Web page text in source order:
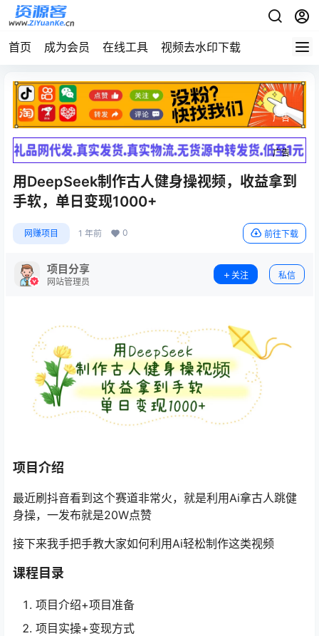
首页 成为会员 在线工具 视频去水印下载
广告
广告
用DeepSeek制作古人健身操视频，收益拿到
手软，单日变现1000+
网赚项目 1 年前 0 前往下载
项目分享
网站管理员
关注 私信
项目介绍
最近刷抖音看到这个赛道非常火，就是利用Ai拿古人跳健
身操，一发布就是20W点赞
接下来我手把手教大家如何利用Ai轻松制作这类视频
课程目录
项目介绍+项目准备
项目实操+变现方式